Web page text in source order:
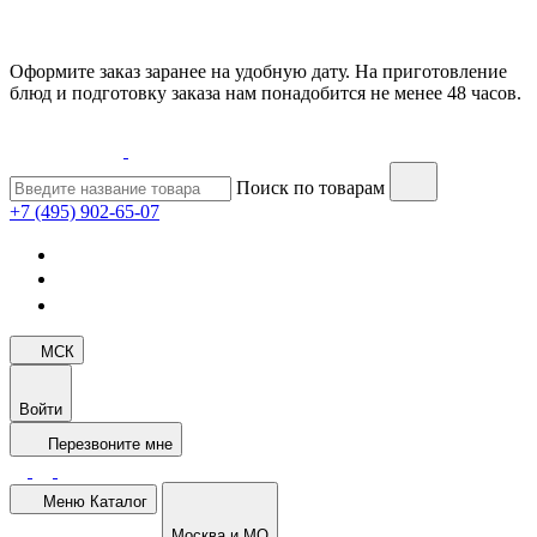
Оформите заказ заранее на удобную дату. На приготовление
блюд и подготовку заказа нам понадобится не менее 48 часов.
Поиск по товарам
+7 (495) 902-65-07
МСК
Войти
Перезвоните мне
Меню Каталог